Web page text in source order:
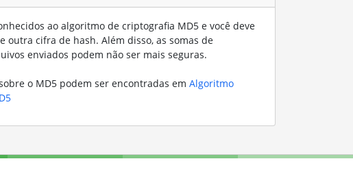
ao algoritmo de criptografia MD5 e você deve
outra cifra de hash. Além disso, as somas de
enviados podem não ser mais seguras.
o MD5 podem ser encontradas em Algoritmo